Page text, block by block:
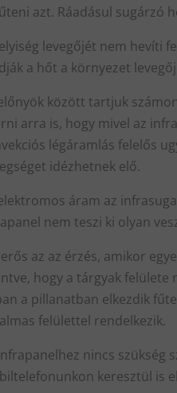
azt. Ráadásul sugárzó
levegőjét nem hevíti
a hőt a környezet
között tartjuk
arra is, hogy mivel az
légáramlás felelős
idézhetnek elő.
áram az
nem teszi ki olyan
az az érzés, amikor
hogy a tárgyak felülete
a pillanatban elkezdik
felülettel rendelkezik.
nincs szükség
keresztül is